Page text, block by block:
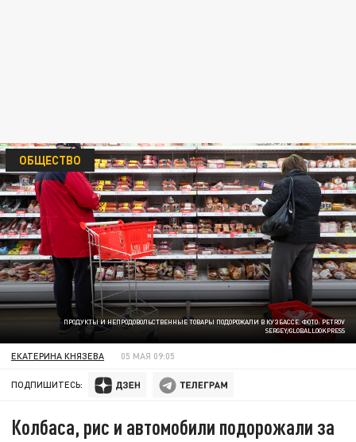
ПРОДУКТЫ И НЕПРОДОВОЛЬСТВЕННЫЕ ТОВАРЫ ПОДОРОЖАЛИ В КУЗБАССЕ. ФОТО: PETROV
SERGEY/GLOBALLOOKPRESS
ОБЩЕСТВО
ЕКАТЕРИНА КНЯЗЕВА 05 МАЯ 09:05
ПОДПИШИТЕСЬ:
Колбаса, рис и автомобили подорожали за